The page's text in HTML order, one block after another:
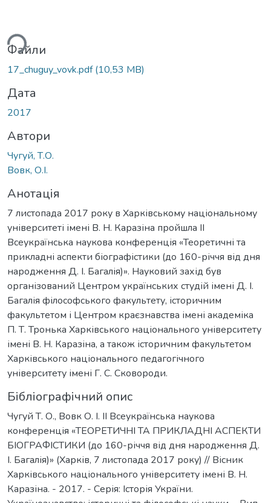
Файли
17_chuguy_vovk.pdf(10,53 MB)
Дата
2017
Автори
Чугуй, Т.О.
Вовк, О.І.
Анотація
7 листопада 2017 року в Харківському національному
університеті імені В. Н. Каразіна пройшла ІІ
Всеукраїнська наукова конференція «Теоретичні та
прикладні аспекти біографістики (до 160-річчя від дня
народження Д. І. Багалія)». Науковий захід був
організований Центром українських студій імені Д. І.
Багалія філософського факультету, історичним
факультетом і Центром краєзнавства імені академіка
П. Т. Тронька Харківського національного університету
імені В. Н. Каразіна, а також історичним факультетом
Харківського національного педагогічного
університету імені Г. С. Сковороди.
Бібліографічний опис
Чугуй Т. О., Вовк О. І. ІІ Всеукраїнська наукова
конференція «ТЕОРЕТИЧНІ ТА ПРИКЛАДНІ АСПЕКТИ
БІОГРАФІСТИКИ (до 160-річчя від дня народження Д.
І. Багалія)» (Харків, 7 листопада 2017 року) // Вісник
Харківського національного університету імені В. Н.
Каразіна. - 2017. - Серія: Історія України.